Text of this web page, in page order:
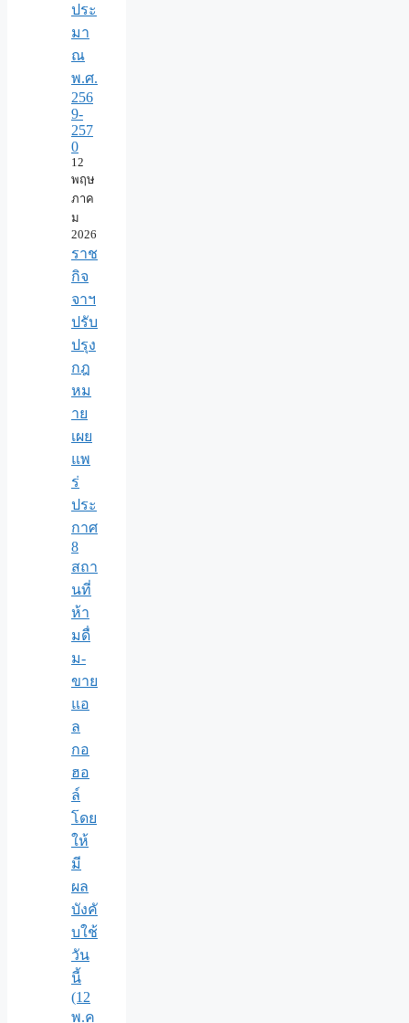
ประ
มา
ณ
พ.ศ.
256
9-
257
0
12
พฤษ
ภาค
ม
2026
ราช
กิจ
จาฯ
ปรับ
ปรุง
กฎ
หม
าย
เผย
แพ
ร่
ประ
กาศ
8
สถา
นที่
ห้า
มดื่
ม-
ขาย
แอ
ล
กอ
ฮอ
ล์
โดย
ให้
มี
ผล
บังคั
บใช้
วัน
นี้
(12
พ.ค